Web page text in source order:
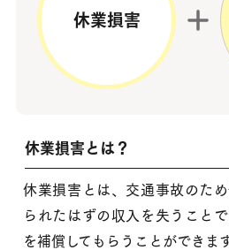
休業損害
休業損害とは？
休業損害とは、交通事故のた
られたはずの収入を失うこと
を補償してもらうことができます